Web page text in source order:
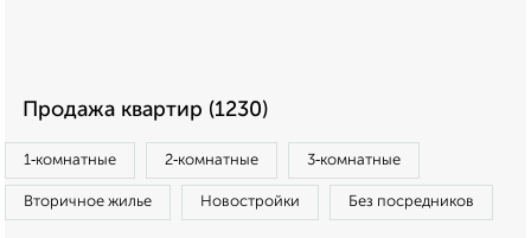
Продажа квартир (1230)
1‑комнатные 2‑комнатные 3‑комнатные
Вторичное жилье Новостройки Без посредников